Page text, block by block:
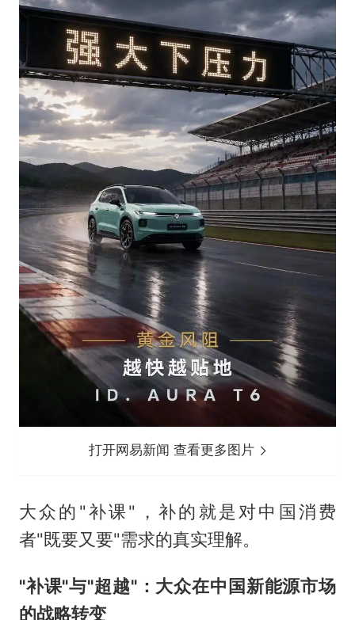
打开网易新闻 查看更多图片
大众的"补课"，补的就是对中国消费
者"既要又要"需求的真实理解。
"补课"与"超越"：大众在中国新能源市场
的战略转变